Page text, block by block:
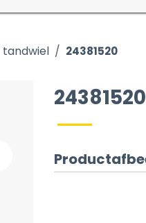
tandwiel 24381520
24381520